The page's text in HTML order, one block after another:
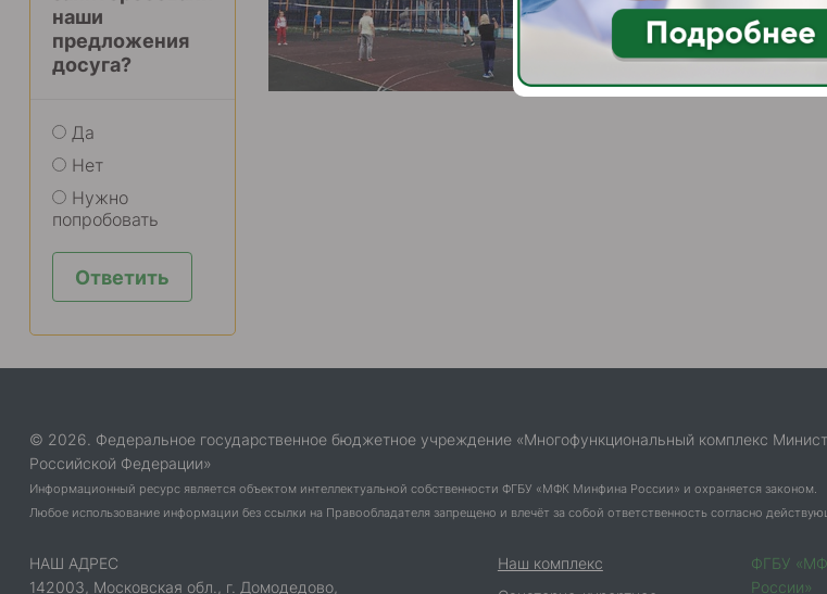
наши
предложения
досуга?
Да
Нет
Нужно
попробовать
Ответить
© 2026. Федеральное государственное бюджетное учреждение «Многофункциональный комплекс
Российской Федерации»
Информационный ресурс является объектом интеллектуальной собственности ФГБУ «МФК Минфина России» и охраняется законом.
Любое использование информации без ссылки на Правообладателя запрещено и влечёт за собой ответственность согласно
НАШ АДРЕС
142003, Московская обл., г. Домодедово,
Наш комплекс
ФГБУ
России»